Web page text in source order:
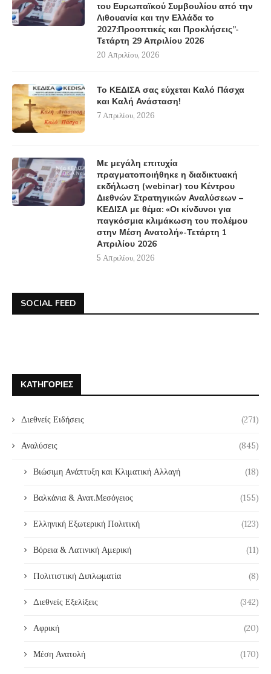
του Ευρωπαϊκού Συμβουλίου από την
Λιθουανία και την Ελλάδα το
2027:Προοπτικές και Προκλήσεις”-
Τετάρτη 29 Απριλίου 2026
20 Απριλίου, 2026
Το ΚΕΔΙΣΑ σας εύχεται Καλό Πάσχα
και Καλή Ανάσταση!
7 Απριλίου, 2026
Με μεγάλη επιτυχία
πραγματοποιήθηκε η διαδικτυακή
εκδήλωση (webinar) του Κέντρου
Διεθνών Στρατηγικών Αναλύσεων –
ΚΕΔΙΣΑ με θέμα: «Οι κίνδυνοι για
παγκόσμια κλιμάκωση του πολέμου
στην Μέση Ανατολή»-Τετάρτη 1
Απριλίου 2026
5 Απριλίου, 2026
SOCIAL FEED
ΚΑΤΗΓΟΡΊΕΣ
Διεθνείς Ειδήσεις (271)
Αναλύσεις (845)
Βιώσιμη Ανάπτυξη και Κλιματική Αλλαγή (18)
Βαλκάνια & Ανατ.Μεσόγειος (155)
Ελληνική Εξωτερική Πολιτική (123)
Βόρεια & Λατινική Αμερική (11)
Πολιτιστική Διπλωματία (8)
Διεθνείς Εξελίξεις (342)
Αφρική (20)
Μέση Ανατολή (170)